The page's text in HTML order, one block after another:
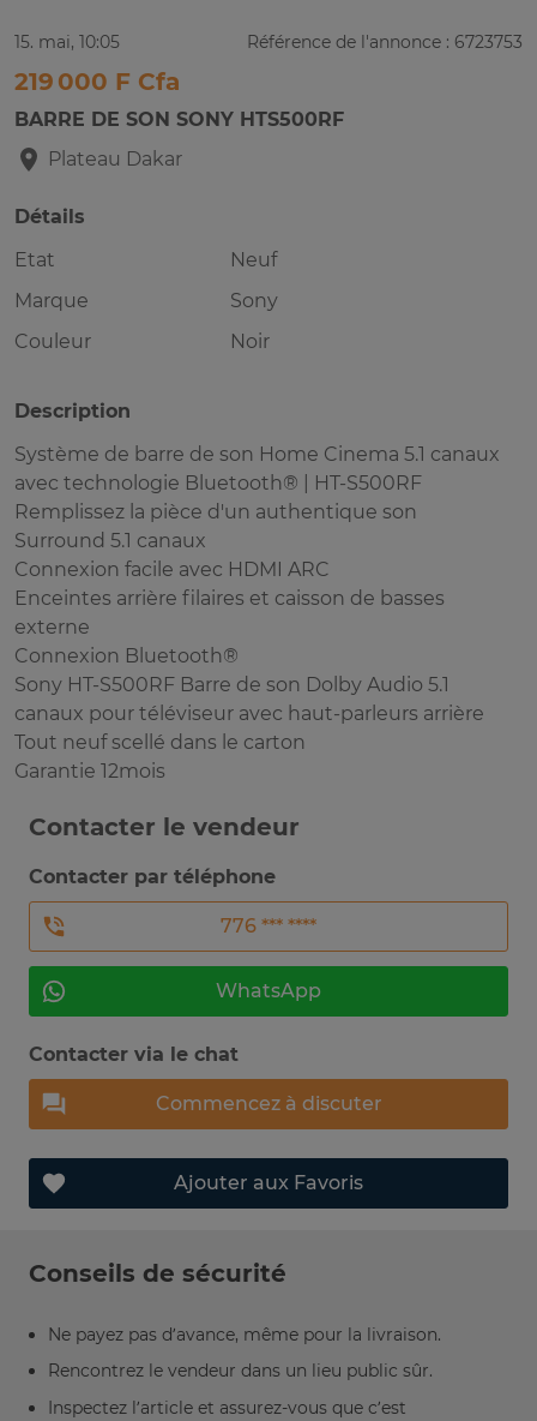
15. mai, 10:05 Référence de l'annonce : 6723753
219 000 F Cfa
BARRE DE SON SONY HTS500RF
Plateau Dakar
Détails
Etat
Neuf
Marque
Sony
Couleur
Noir
Description
Système de barre de son Home Cinema 5.1 canaux
avec technologie Bluetooth® | HT-S500RF
Remplissez la pièce d'un authentique son
Surround 5.1 canaux
Connexion facile avec HDMI ARC
Enceintes arrière filaires et caisson de basses
externe
Connexion Bluetooth®
Sony HT-S500RF Barre de son Dolby Audio 5.1
canaux pour téléviseur avec haut-parleurs arrière
Tout neuf scellé dans le carton
Garantie 12mois
Contacter le vendeur
Contacter par téléphone
776 *** ****
WhatsApp
Contacter via le chat
Commencez à discuter
Ajouter aux Favoris
Conseils de sécurité
Ne payez pas d’avance, même pour la livraison.
Rencontrez le vendeur dans un lieu public sûr.
Inspectez l’article et assurez-vous que c’est